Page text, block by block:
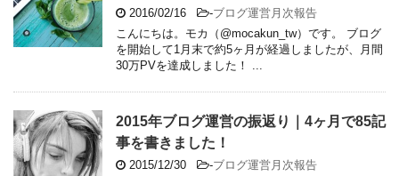
2016/02/16 -ブログ運営月次報告
こんにちは。モカ（@mocakun_tw）です。 ブログ
を開始して1月末で約5ヶ月が経過しましたが、月間
30万PVを達成しました！ ...
2015年ブログ運営の振返り｜4ヶ月で85記
事を書きました！
2015/12/30 -ブログ運営月次報告